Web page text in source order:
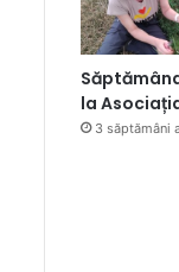
la Asociația
3 săptămâni